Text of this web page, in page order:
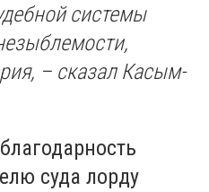
системы
– сказал Касым-
суда лорду